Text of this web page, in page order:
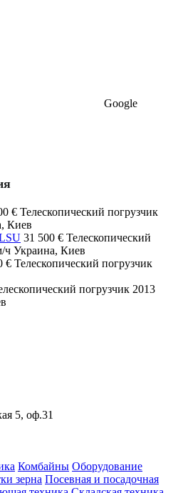
Google
€ Телескопический погрузчик
Киев
31 500 € Телескопический
ч Украина, Киев
€ Телескопический погрузчик
погрузчик 2013
5, оф.31
Комбайны Оборудование
зерна Посевная и посадочная